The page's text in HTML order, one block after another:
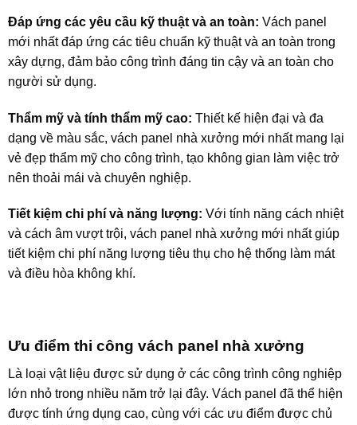
Đáp ứng các yêu cầu kỹ thuật và an toàn: Vách panel
mới nhất đáp ứng các tiêu chuẩn kỹ thuật và an toàn trong
xây dựng, đảm bảo công trình đáng tin cậy và an toàn cho
người sử dụng.
Thẩm mỹ và tính thẩm mỹ cao: Thiết kế hiện đại và đa
dạng về màu sắc, vách panel nhà xưởng mới nhất mang lại
vẻ đẹp thẩm mỹ cho công trình, tạo không gian làm việc trở
nên thoải mái và chuyên nghiệp.
Tiết kiệm chi phí và năng lượng: Với tính năng cách nhiệt
và cách âm vượt trội, vách panel nhà xưởng mới nhất giúp
tiết kiệm chi phí năng lượng tiêu thụ cho hệ thống làm mát
và điều hòa không khí.
Ưu điểm thi công vách panel nhà xưởng
Là loại vật liệu được sử dụng ở các công trình công nghiệp
lớn nhỏ trong nhiều năm trở lại đây. Vách panel đã thể hiện
được tính ứng dụng cao, cùng với các ưu điểm được chủ